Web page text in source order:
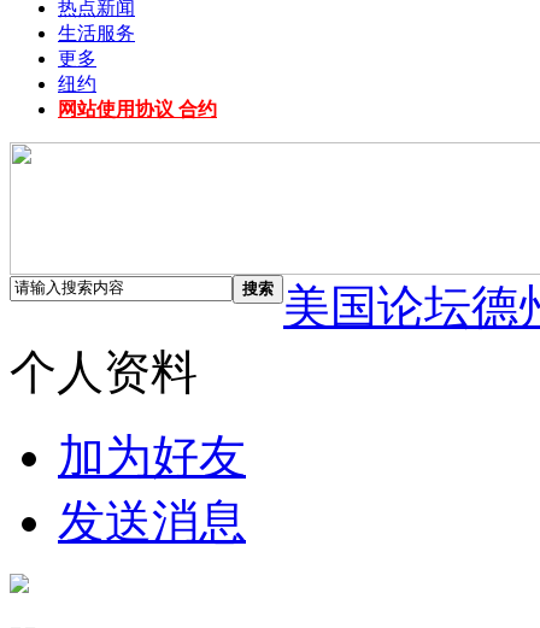
热点新闻
生活服务
更多
纽约
网站使用协议 合约
搜索
美国论坛德
个人资料
加为好友
发送消息